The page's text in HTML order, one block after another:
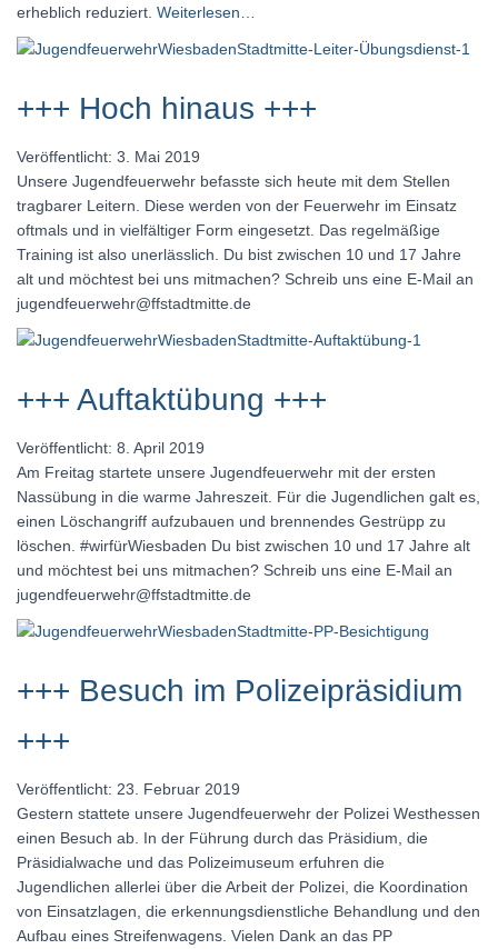
erheblich reduziert. Weiterlesen…
+++ Hoch hinaus +++
Veröffentlicht: 3. Mai 2019
Unsere Jugendfeuerwehr befasste sich heute mit dem Stellen
tragbarer Leitern. Diese werden von der Feuerwehr im Einsatz
oftmals und in vielfältiger Form eingesetzt. Das regelmäßige
Training ist also unerlässlich. Du bist zwischen 10 und 17 Jahre
alt und möchtest bei uns mitmachen? Schreib uns eine E-Mail an
jugendfeuerwehr@ffstadtmitte.de
+++ Auftaktübung +++
Veröffentlicht: 8. April 2019
Am Freitag startete unsere Jugendfeuerwehr mit der ersten
Nassübung in die warme Jahreszeit. Für die Jugendlichen galt es,
einen Löschangriff aufzubauen und brennendes Gestrüpp zu
löschen. #wirfürWiesbaden Du bist zwischen 10 und 17 Jahre alt
und möchtest bei uns mitmachen? Schreib uns eine E-Mail an
jugendfeuerwehr@ffstadtmitte.de
+++ Besuch im Polizeipräsidium
+++
Veröffentlicht: 23. Februar 2019
Gestern stattete unsere Jugendfeuerwehr der Polizei Westhessen
einen Besuch ab. In der Führung durch das Präsidium, die
Präsidialwache und das Polizeimuseum erfuhren die
Jugendlichen allerlei über die Arbeit der Polizei, die Koordination
von Einsatzlagen, die erkennungsdienstliche Behandlung und den
Aufbau eines Streifenwagens. Vielen Dank an das PP